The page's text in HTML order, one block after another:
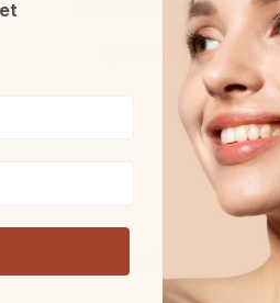
Gratis sample óf gift
Bij iedere bestelling.
besteld met